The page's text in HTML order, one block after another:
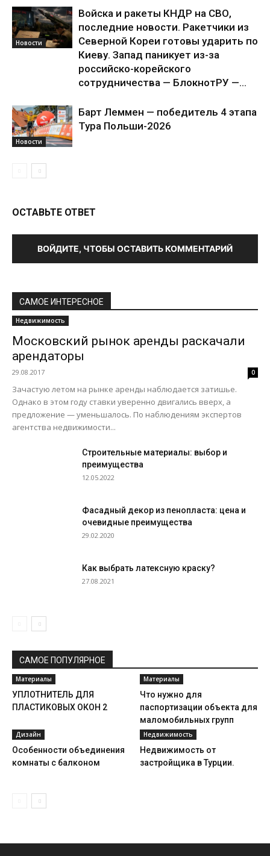
Новости
Войска и ракеты КНДР на СВО,
последние новости. Ракетчики из
Северной Кореи готовы ударить по
Киеву. Запад паникует из-за
российско-корейского
сотрудничества — БлокнотРУ —...
Новости
Барт Леммен — победитель 4 этапа
Тура Польши-2026
ОСТАВЬТЕ ОТВЕТ
ВОЙДИТЕ, ЧТОБЫ ОСТАВИТЬ КОММЕНТАРИЙ
САМОЕ ИНТЕРЕСНОЕ
Недвижимость
Московский рынок аренды раскачали
арендаторы
29.08.2017 0
Зачастую летом на рынке аренды наблюдается затишье.
Однако в этом году ставки уверенно двигались вверх, а
предложение — уменьшалось. По наблюдениям экспертов
агентства недвижимости...
Строительные материалы: выбор и
преимущества
12.05.2022
Фасадный декор из пенопласта: цена и
очевидные преимущества
29.02.2020
Как выбрать латексную краску?
27.08.2021
САМОЕ ПОПУЛЯРНОЕ
Материалы
УПЛОТНИТЕЛЬ ДЛЯ
ПЛАСТИКОВЫХ ОКОН 2
Материалы
Что нужно для
паспортизации объекта для
маломобильных групп
Дизайн
Особенности объединения
комнаты с балконом
Недвижимость
Недвижимость от
застройщика в Турции.